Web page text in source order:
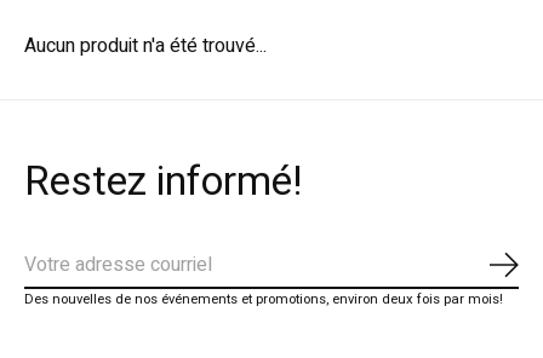
Aucun produit n'a été trouvé...
Restez informé!
Des nouvelles de nos événements et promotions, environ deux fois par mois!